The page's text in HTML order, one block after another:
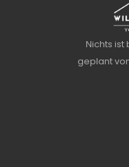
Nichts ist
geplant